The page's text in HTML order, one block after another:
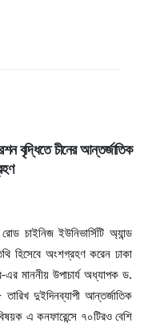
বৃদ্ধিতে চীনের আন্তর্জাতিক
চাইনিজ ইউনিভার্সিটি অ্যান্ড
হিসেবে অংশগ্রহণ করেন ঢাকা
মাননীয় উপাচার্য অধ্যাপক ড.
দুইদিনব্যাপী আন্তর্জাতিক
এ কনফারেন্সে ৭০টিরও বেশি